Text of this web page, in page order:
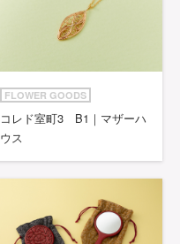
FLOWER GOODS
コレド室町3 B1｜マザーハ
ウス